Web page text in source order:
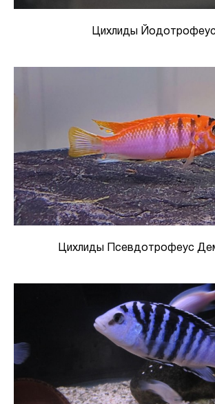
Цихлиды Йодотрофеус
Цихлиды Псевдотрофеус